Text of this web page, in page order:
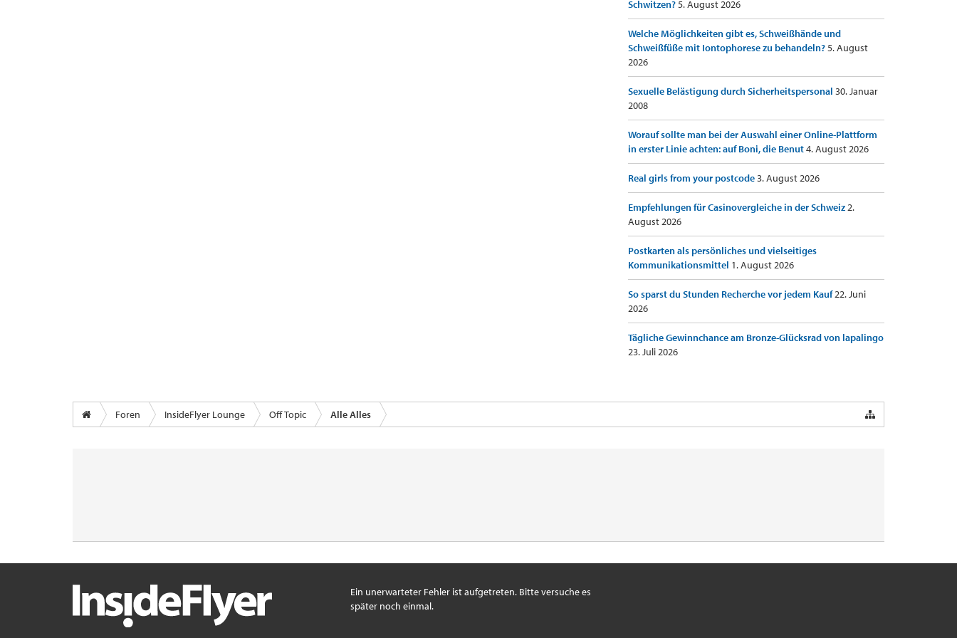
Schwitzen?5. August 2026
Welche Möglichkeiten gibt es, Schweißhände und
Schweißfüße mit Iontophorese zu behandeln?5. August
2026
Sexuelle Belästigung durch Sicherheitspersonal 30. Januar
2008
Worauf sollte man bei der Auswahl einer Online-Plattform
in erster Linie achten: auf Boni, die Benut4. August 2026
Real girls from your postcode3. August 2026
Empfehlungen für Casinovergleiche in der Schweiz2.
August 2026
Postkarten als persönliches und vielseitiges
Kommunikationsmittel 1. August 2026
So sparst du Stunden Recherche vor jedem Kauf22. Juni
2026
Tägliche Gewinnchance am Bronze-Glücksrad von lapalingo
23. Juli 2026
Foren InsideFlyer Lounge Off Topic Alle Alles
Ein unerwarteter Fehler ist aufgetreten. Bitte versuche es
später noch einmal.